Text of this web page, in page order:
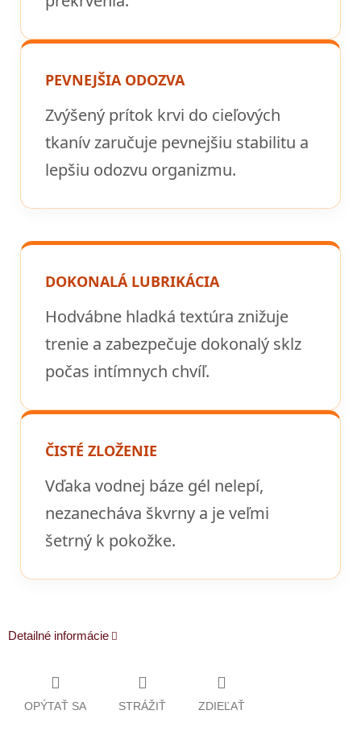
PEVNEJŠIA ODOZVA
Zvýšený prítok krvi do cieľových
tkanív zaručuje pevnejšiu stabilitu a
lepšiu odozvu organizmu.
DOKONALÁ LUBRIKÁCIA
Hodvábne hladká textúra znižuje
trenie a zabezpečuje dokonalý sklz
počas intímnych chvíľ.
ČISTÉ ZLOŽENIE
Vďaka vodnej báze gél nelepí,
nezanecháva škvrny a je veľmi
šetrný k pokožke.
Detailné informácie
OPÝTAŤ SA STRÁŽIŤ ZDIEĽAŤ